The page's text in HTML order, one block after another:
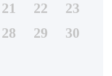
21 22
23
28 29
30